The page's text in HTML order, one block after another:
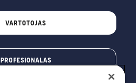
VARTOTOJAS
PROFESIONALAS